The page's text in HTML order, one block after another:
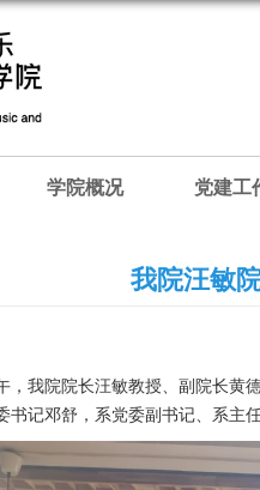
学院概况 党建工
我院汪敏
，我院院长汪敏教授、副院长黄
书记邓舒，系党委副书记、系主